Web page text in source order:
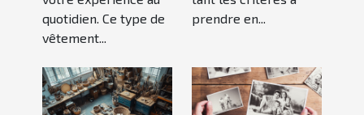
quotidien. Ce type de
vêtement...
prendre en...